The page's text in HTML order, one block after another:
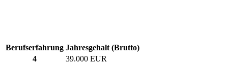
Berufserfahrung Jahresgehalt (Brutto)
4
39.000 EUR